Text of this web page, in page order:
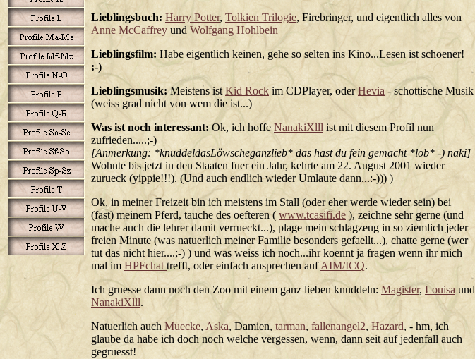
Lieblingsbuch: Harry Potter, Tolkien Trilogie, Firebringer, und eigentlich alles von
Anne McCaffrey und Wolfgang Hohlbein
Lieblingsfilm: Habe eigentlich keinen, gehe so selten ins Kino...Lesen ist schoener!
:-)
Lieblingsmusik:Meistens istKid Rock im CDPlayer, oderHevia- schottische Musik
(weiss grad nicht von wem die ist...)
Was ist noch interessant: Ok, ich hoffeNanakiXlll ist mit diesem Profil nun
zufrieden.....;-)
[Anmerkung: *knuddeldasLöwscheganzlieb* das hast du fein gemacht *lob* -) naki]
Wohnte bis jetzt in den Staaten fuer ein Jahr, kehrte am 22. August 2001 wieder
zurueck (yippie!!!). (Und auch endlich wieder Umlaute dann...:-))) )
Ok, in meiner Freizeit bin ich meistens im Stall (oder eher werde wieder sein) bei
(fast) meinem Pferd, tauche des oefteren ( www.tcasifi.de ), zeichne sehr gerne (und
mache auch die lehrer damit verrueckt...), plage mein schlagzeug in so ziemlich jeder
freien Minute (was natuerlich meiner Familie besonders gefaellt...), chatte gerne (wer
tut das nicht hier....;-) ) und was weiss ich noch...ihr koennt ja fragen wenn ihr mich
mal im HPFchat trefft, oder einfach ansprechen aufAIM/ICQ.
Ich gruesse dann noch den Zoo mit einem ganz lieben knuddeln:Magister,Louisa und
NanakiXlll.
Natuerlich auch Muecke, Aska, Damien, tarman, fallenangel2,Hazard, - hm, ich
glaube da habe ich doch noch welche vergessen, wenn, dann seit auf jedenfall auch
gegruesst!